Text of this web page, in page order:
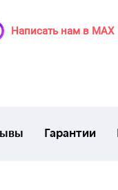
Написать нам в MAX
Гарантии